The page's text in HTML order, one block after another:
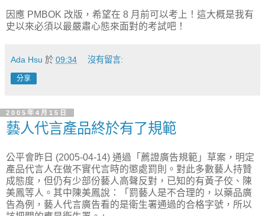
因應 PMBOK 改版，希望在 8 月前可以考上！這大概是我有
史以來必須以最嚴肅心態來面對的考試吧！
Ada Hsu 於 09:34 沒有留言:
分享
2005年4月15日
藝人代言產品終於有了規範
公平會昨日 (2005-04-14) 通過「薦證廣告規範」草案，明定
產品代言人在做不實代言時的懲處罰則。對此多數藝人持贊
成態度，但仍有少部份藝人高聲反對，已知的有黃子佼、陳
美鳳等人。其中陳美鳳說：「罰藝人是不合理的，以藥品廣
告為例，藝人代言廣告看的是衛生署通過的合格字號，所以